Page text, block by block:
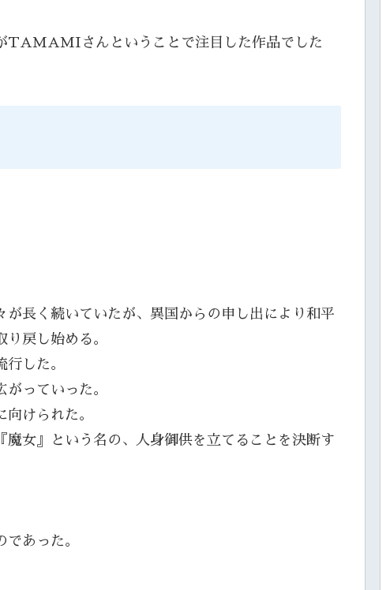
さんということで注目した作品でした
長く続いていたが、異国からの申し出により和平
戻し始める。
した。
っていった。
けられた。
女』という名の、人身御供を立てることを決断す
あった。